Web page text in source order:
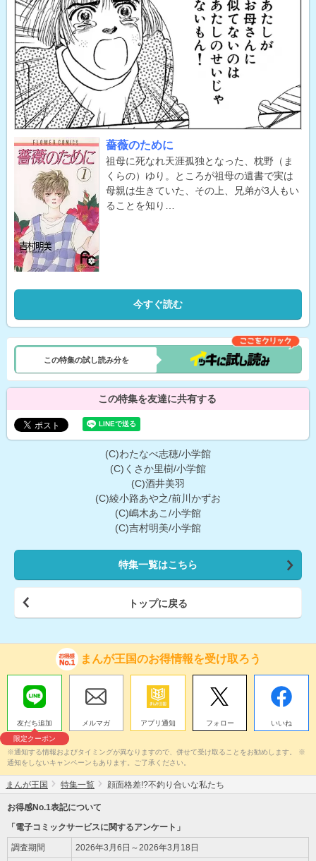
薔薇のために
祖母に死なれ天涯孤独となった、枕野（ま
くらの）ゆり。ところが祖母の遺書で実は
母親は生きていた、その上、兄弟が3人もい
ることを知り…
今すぐ読む
この特集の試し読み分を
この特集を友達に共有する
(C)わたなべ志穂/小学館
(C)くさか里樹/小学館
(C)酒井美羽
(C)綾小路あや之/前川かずお
(C)嶋木あこ/小学館
(C)吉村明美/小学館
特集一覧はこちら
トップに戻る
まんが王国のお得情報を受け取ろう
友だち追加
限定クーポン
メルマガ アプリ通知 フォロー いいね
※通知する情報およびタイミングが異なりますので、併せて受け取ることをお勧めします。 ※
通知をしないキャンペーンもあります。ご了承ください。
まんが王国 特集一覧 顔面格差!?不釣り合いな私たち
お得感No.1表記について
「電子コミックサービスに関するアンケート」
調査期間 2026年3月6日～2026年3月18日